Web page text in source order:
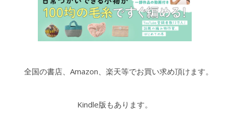
全国の書店、Amazon、楽天等でお買い求め頂けます。
Kindle版もあります。